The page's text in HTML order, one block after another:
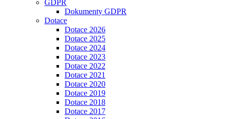
GDPR
Dokumenty GDPR
Dotace
Dotace 2026
Dotace 2025
Dotace 2024
Dotace 2023
Dotace 2022
Dotace 2021
Dotace 2020
Dotace 2019
Dotace 2018
Dotace 2017